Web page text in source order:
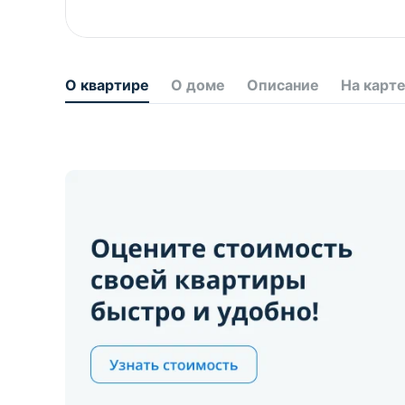
О квартире О доме Описание На карте